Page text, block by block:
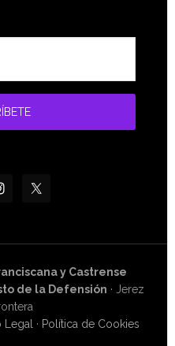
y Castrense
de la Defensión · Jerez
Legal · Política de Cookies